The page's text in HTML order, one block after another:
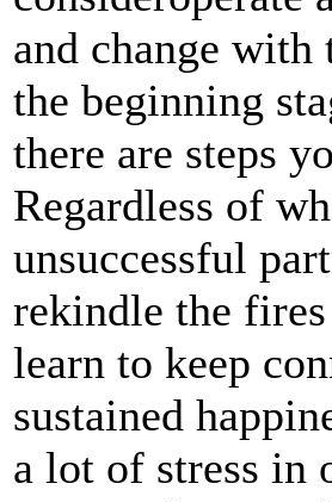
and change
the beginning
there are steps
Regardless of
unsuccessful
rekindle the
learn to keep
sustained
a lot of stress in